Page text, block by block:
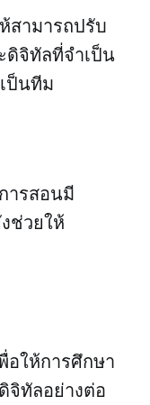
สามารถปรับ
ดิจิทัลที่จำเป็น
ป็นทีม
ารสอนมี
ช่วยให้
อให้การศึกษา
จิทัลอย่างต่อ